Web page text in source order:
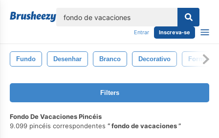
Entrar Inscreva-se
Fundo Desenhar Branco Decorativo Forma
Filters
Fondo De Vacaciones Pincéis
9.099 pincéis correspondentes
fondo de vacaciones